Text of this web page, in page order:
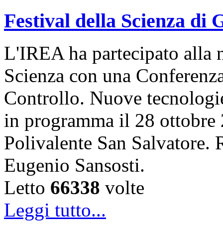
Festival della Scienza di
L'IREA ha partecipato alla
Scienza con una
Controllo. Nuove
in programma il 28
Polivalente San Salvatore.
Eugenio Sansosti.
Letto 66338 volte
Leggi tutto...